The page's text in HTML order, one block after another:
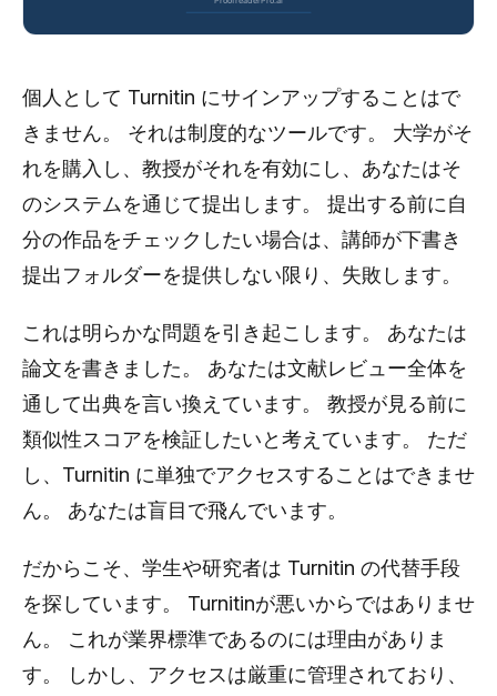
個人として Turnitin にサインアップすることはで
きません。 それは制度的なツールです。 大学がそ
れを購入し、教授がそれを有効にし、あなたはそ
のシステムを通じて提出します。 提出する前に自
分の作品をチェックしたい場合は、講師が下書き
提出フォルダーを提供しない限り、失敗します。
これは明らかな問題を引き起こします。 あなたは
論文を書きました。 あなたは文献レビュー全体を
通して出典を言い換えています。 教授が見る前に
類似性スコアを検証したいと考えています。 ただ
し、Turnitin に単独でアクセスすることはできませ
ん。 あなたは盲目で飛んでいます。
だからこそ、学生や研究者は Turnitin の代替手段
を探しています。 Turnitinが悪いからではありませ
ん。 これが業界標準であるのには理由がありま
す。 しかし、アクセスは厳重に管理されており、